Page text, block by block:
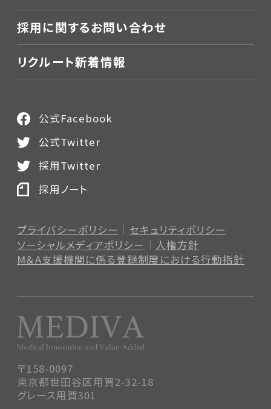
採用に関するお問い合わせ
リクルート新着情報
〒158-0097
東京都世田谷区用賀2-32-18
グレース用賀301
プライバシーポリシー
セキュリティポリシー
ソーシャルメディアポリシー
人権方針
M＆A支援機関に係る登録制度における行動指針
公式Facebook
公式Twitter
採用Twitter
採用ノート